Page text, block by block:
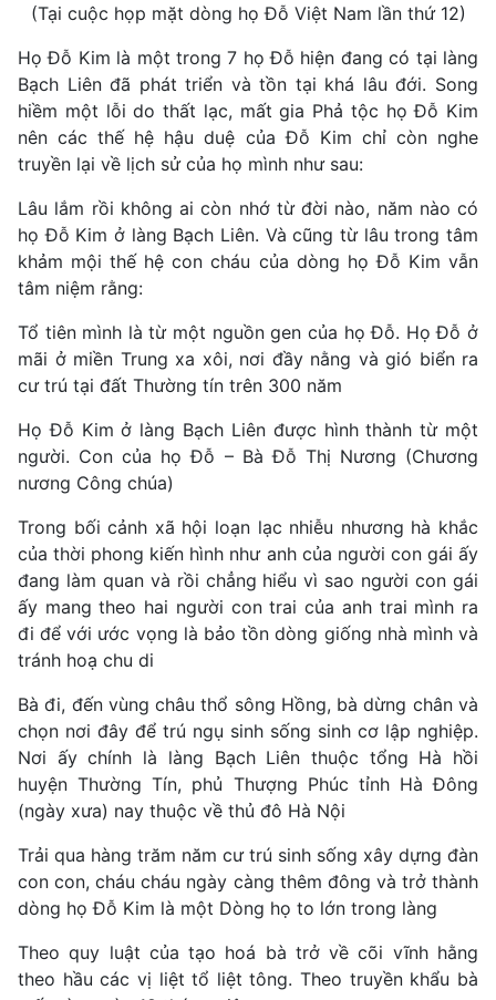
(Tại cuộc họp mặt dòng họ Đỗ Việt Nam lần thứ 12)
Họ Đỗ Kim là một trong 7 họ Đỗ hiện đang có tại làng
Bạch Liên đã phát triển và tồn tại khá lâu đới. Song
hiềm một lỗi do thất lạc, mất gia Phả tộc họ Đỗ Kim
nên các thế hệ hậu duệ của Đỗ Kim chỉ còn nghe
truyền lại về lịch sử của họ mình như sau:
Lâu lắm rồi không ai còn nhớ từ đời nào, năm nào có
họ Đỗ Kim ở làng Bạch Liên. Và cũng từ lâu trong tâm
khảm mội thế hệ con cháu của dòng họ Đỗ Kim vẫn
tâm niệm rằng:
Tổ tiên mình là từ một nguồn gen của họ Đỗ. Họ Đỗ ở
mãi ở miền Trung xa xôi, nơi đầy nằng và gió biển ra
cư trú tại đất Thường tín trên 300 năm
Họ Đỗ Kim ở làng Bạch Liên được hình thành từ một
người. Con của họ Đỗ – Bà Đỗ Thị Nương (Chương
nương Công chúa)
Trong bối cảnh xã hội loạn lạc nhiễu nhương hà khắc
của thời phong kiến hình như anh của người con gái ấy
đang làm quan và rồi chẳng hiểu vì sao người con gái
ấy mang theo hai người con trai của anh trai mình ra
đi để với ước vọng là bảo tồn dòng giống nhà mình và
tránh hoạ chu di
Bà đi, đến vùng châu thổ sông Hồng, bà dừng chân và
chọn nơi đây để trú ngụ sinh sống sinh cơ lập nghiệp.
Nơi ấy chính là làng Bạch Liên thuộc tổng Hà hồi
huyện Thường Tín, phủ Thượng Phúc tỉnh Hà Đông
(ngày xưa) nay thuộc về thủ đô Hà Nội
Trải qua hàng trăm năm cư trú sinh sống xây dựng đàn
con con, cháu cháu ngày càng thêm đông và trở thành
dòng họ Đỗ Kim là một Dòng họ to lớn trong làng
Theo quy luật của tạo hoá bà trở về cõi vĩnh hằng
theo hầu các vị liệt tổ liệt tông. Theo truyền khẩu bà